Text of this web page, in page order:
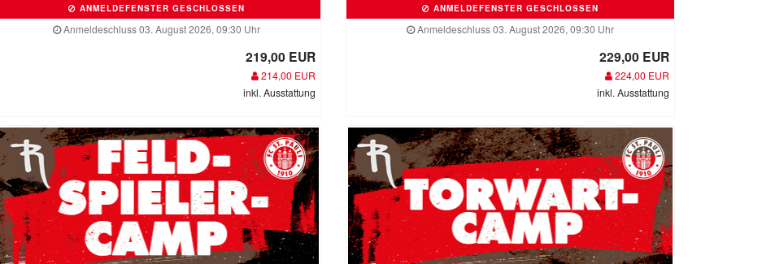
ANMELDEFENSTER GESCHLOSSEN
Anmeldeschluss 03. August 2026, 09:30 Uhr
219,00 EUR
214,00 EUR
inkl. Ausstattung
ANMELDEFENSTER GESCHLOSSEN
Anmeldeschluss 03. August 2026, 09:30 Uhr
229,00 EUR
224,00 EUR
inkl. Ausstattung